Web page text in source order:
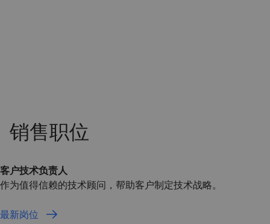
客户技术负责人
作为值得信赖的技术顾问，帮助客户制定技术战略。
最新岗位